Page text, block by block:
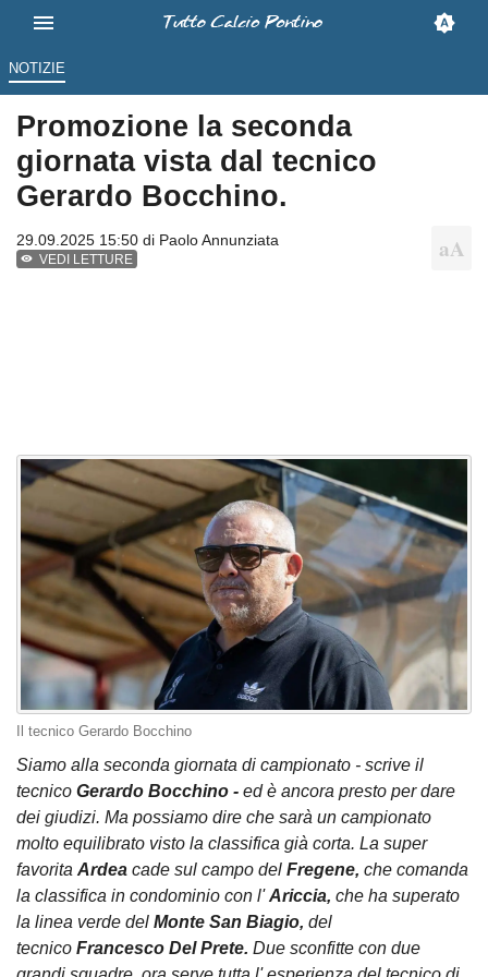
NOTIZIE
Promozione la seconda
giornata vista dal tecnico
Gerardo Bocchino.
29.09.2025 15:50 di Paolo Annunziata
VEDI LETTURE
Il tecnico Gerardo Bocchino
Siamo alla seconda giornata di campionato - scrive il
tecnico Gerardo Bocchino - ed è ancora presto per dare
dei giudizi. Ma possiamo dire che sarà un campionato
molto equilibrato visto la classifica già corta. La super
favorita Ardea cade sul campo del Fregene, che comanda
la classifica in condominio con l'Ariccia, che ha superato
la linea verde del Monte San Biagio, del
tecnico Francesco Del Prete. Due sconfitte con due